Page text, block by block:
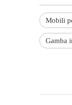
Mobili
Gamba